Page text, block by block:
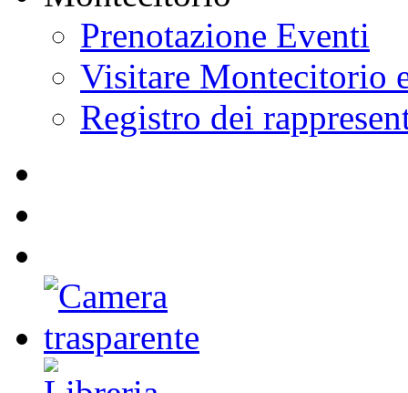
Prenotazione Eventi
Visitare Montecitorio
Registro dei